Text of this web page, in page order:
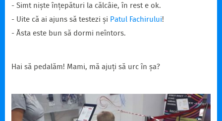
- Simt niște înțepături la călcâie, în rest e ok.
- Uite că ai ajuns să testezi și Patul Fachirului!
- Ăsta este bun să dormi neîntors.
Hai să pedalăm! Mami, mă ajuți să urc în șa?